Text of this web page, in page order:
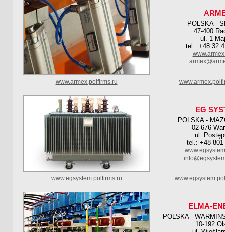
POLSKA -
47-400
ul. 1
tel.: +48 32
www.armex.polfirms.ru
EG
POLSKA -
02-676
ul.
tel.: +48 801
www.egsystem.polfirms.ru
ELMA-
POLSKA -
10-192